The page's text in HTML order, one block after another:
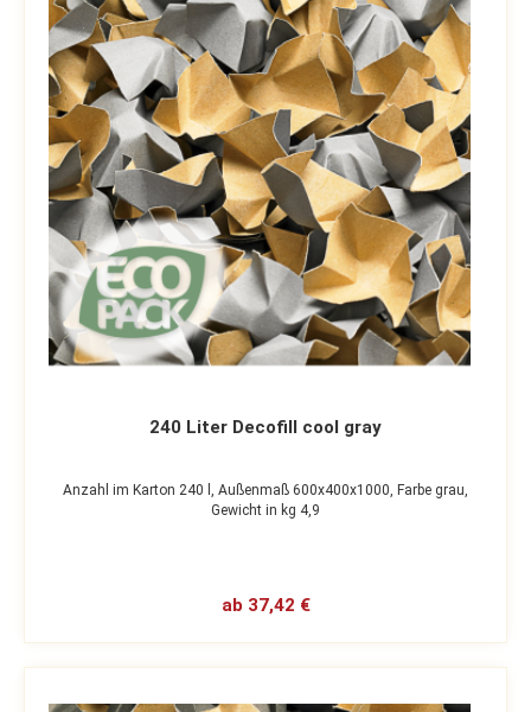
240 Liter Decofill cool gray
Anzahl im Karton 240 l, Außenmaß 600x400x1000, Farbe grau,
Gewicht in kg 4,9
ab 37,42 €